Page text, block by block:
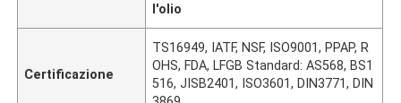
l'olio
Certificazione
TS16949, IATF, NSF, ISO9001, PPAP, R
OHS, FDA, LFGB Standard: AS568, BS1
516, JISB2401, ISO3601, DIN3771, DIN